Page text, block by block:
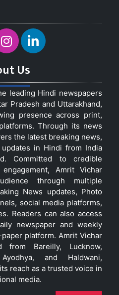
Us
leading Hindi newspapers
Pradesh and Uttarakhand,
presence across print,
Through its news
the latest breaking news,
in Hindi from India
Committed to credible
Amrit Vichar
through multiple
News updates, Photo
social media platforms,
Readers can also access
newspaper and weekly
platform. Amrit Vichar
from Bareilly, Lucknow,
and Haldwani,
reach as a trusted voice in
media.